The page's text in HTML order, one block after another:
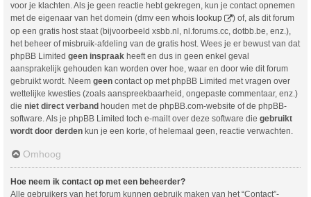
voor je klachten. Als je geen reactie hebt gekregen, kun je contact opnemen
met de eigenaar van het domein (dmv een whois lookup
) of, als dit forum
op een gratis host staat (bijvoorbeeld xsbb.nl, nl.forums.cc, dotbb.be, enz.),
het beheer of misbruik-afdeling van de gratis host. Wees je er bewust van dat
phpBB Limited geen inspraak heeft en dus in geen enkel geval
aansprakelijk gehouden kan worden over hoe, waar en door wie dit forum
gebruikt wordt. Neem geen contact op met phpBB Limited met vragen over
wettelijke kwesties (zoals aanspreekbaarheid, ongepaste commentaar, enz.)
die niet direct verband houden met de phpBB.com-website of de phpBB-
software. Als je phpBB Limited toch e-mailt over deze software die gebruikt
wordt door derden kun je een korte, of helemaal geen, reactie verwachten.
Omhoog
Hoe neem ik contact op met een beheerder?
Alle gebruikers van het forum kunnen gebruik maken van het “Contact”-